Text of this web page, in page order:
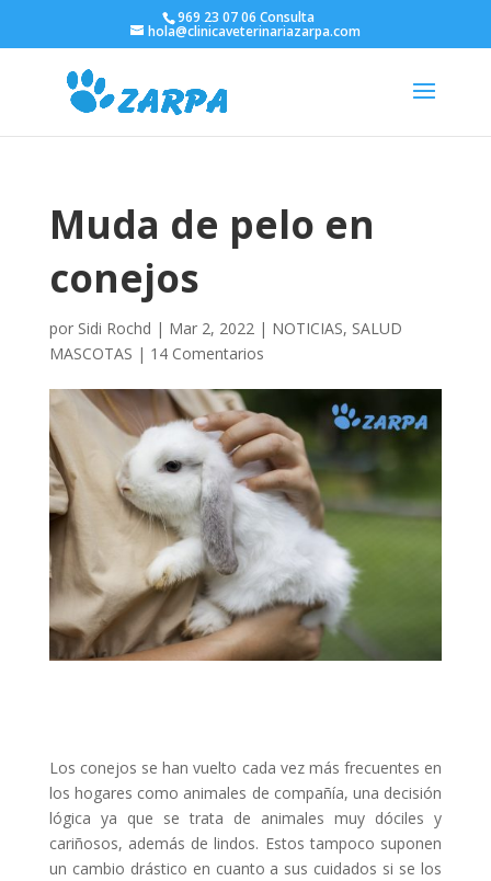
969 23 07 06 Consulta
hola@clinicaveterinariazarpa.com
Muda de pelo en
conejos
por Sidi Rochd | Mar 2, 2022| NOTICIAS, SALUD
MASCOTAS | 14 Comentarios
Los conejos se han vuelto cada vez más frecuentes en
los hogares como animales de compañía, una decisión
lógica ya que se trata de animales muy dóciles y
cariñosos, además de lindos. Estos tampoco suponen
un cambio drástico en cuanto a sus cuidados si se los